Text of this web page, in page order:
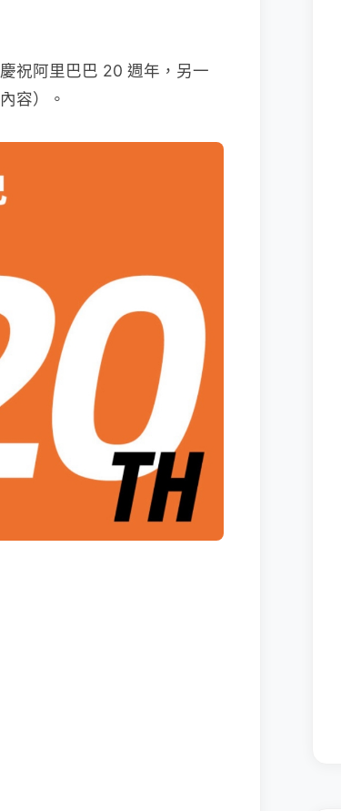
祝阿里巴巴 20 週年，另一
容）。